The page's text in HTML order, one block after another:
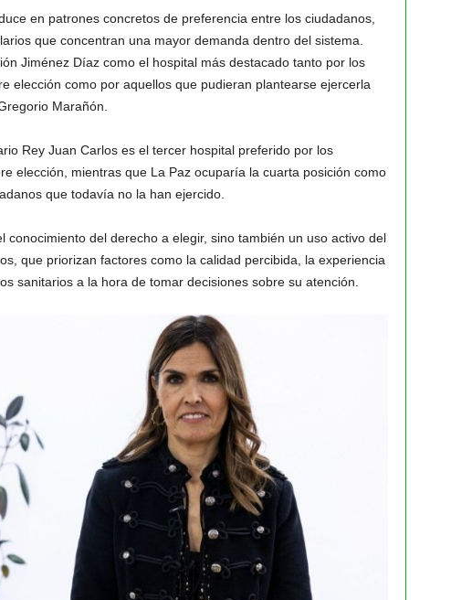
en patrones concretos de preferencia entre los ciudadanos,
que concentran una mayor demanda dentro del sistema.
Jiménez Díaz como el hospital más destacado tanto por los
elección como por aquellos que pudieran plantearse ejercerla
Marañón.
Rey Juan Carlos es el tercer hospital preferido por los
elección, mientras que La Paz ocuparía la cuarta posición como
que todavía no la han ejercido.
conocimiento del derecho a elegir, sino también un uso activo del
que priorizan factores como la calidad percibida, la experiencia
sanitarios a la hora de tomar decisiones sobre su atención.